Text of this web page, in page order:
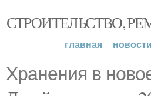
СТРОИТЕЛЬСТВО,
главная новости
Хранения в